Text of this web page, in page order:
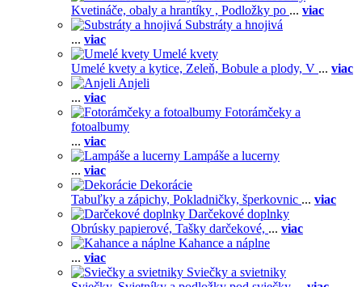
Kvetináče, obaly a hrantíky , Podložky po ... viac
Substráty a hnojivá
... viac
Umelé kvety
Umelé kvety a kytice, Zeleň, Bobule a plody, V ... viac
Anjeli
... viac
Fotorámčeky a
fotoalbumy
... viac
Lampáše a lucerny
... viac
Dekorácie
Tabuľky a zápichy, Pokladničky, šperkovnic ... viac
Darčekové doplnky
Obrúsky papierové, Tašky darčekové, ... viac
Kahance a náplne
... viac
Sviečky a svietniky